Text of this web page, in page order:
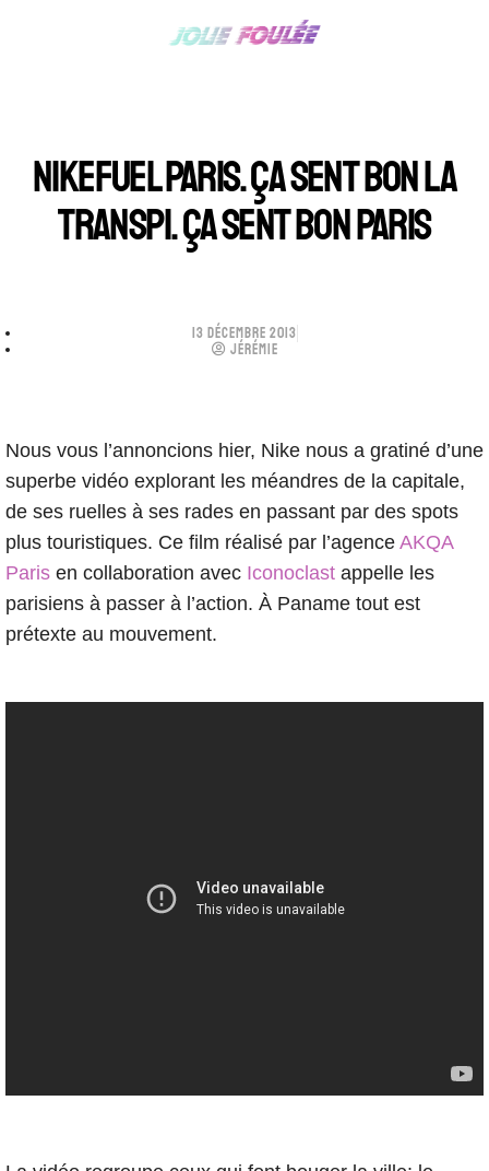
NIKEFUEL PARIS. ÇA SENT BON LA
TRANSPI. ÇA SENT BON PARIS
13 DÉCEMBRE 2013
JÉRÉMIE
Nous vous l’annoncions hier, Nike nous a gratiné d’une
superbe vidéo explorant les méandres de la capitale,
de ses ruelles à ses rades en passant par des spots
plus touristiques. Ce film réalisé par l’agence AKQA
Paris en collaboration avec Iconoclast appelle les
parisiens à passer à l’action. À Paname tout est
prétexte au mouvement.